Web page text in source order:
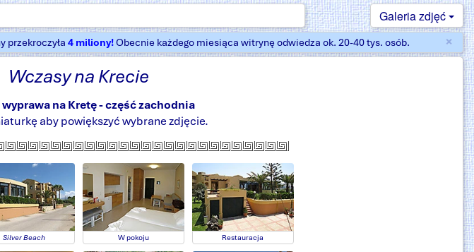
Galeria zdjęć
×
przekroczyła 4 miliony!Obecnie każdego miesiąca witrynę odwiedza ok. 20-40 tys. osób.
Wczasy na Krecie
wyprawa na Kretę - część zachodnia
aby powiększyć wybrane zdjęcie.
Silver Beach W pokoju Restauracja